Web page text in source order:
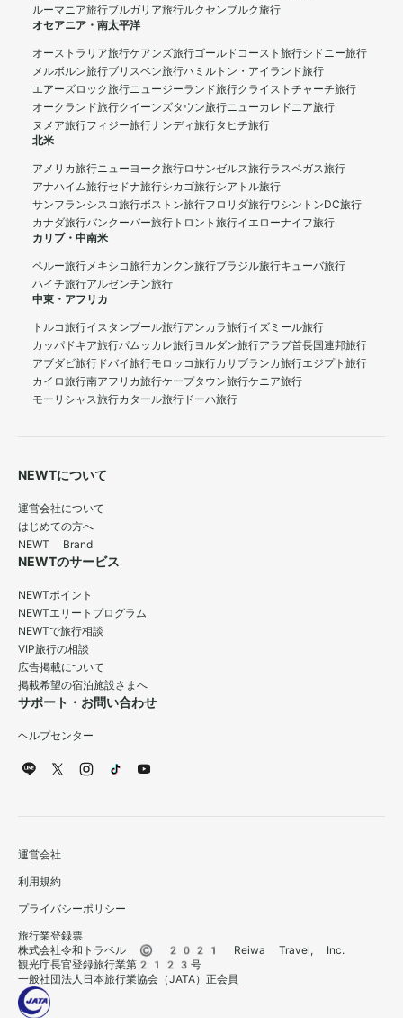
ルーマニア旅行ブルガリア旅行ルクセンブルク旅行
オセアニア・南太平洋
オーストラリア旅行ケアンズ旅行ゴールドコースト旅行シドニー旅行
メルボルン旅行ブリスベン旅行ハミルトン・アイランド旅行
エアーズロック旅行ニュージーランド旅行クライストチャーチ旅行
オークランド旅行クイーンズタウン旅行ニューカレドニア旅行
ヌメア旅行フィジー旅行ナンディ旅行タヒチ旅行
北米
アメリカ旅行ニューヨーク旅行ロサンゼルス旅行ラスベガス旅行
アナハイム旅行セドナ旅行シカゴ旅行シアトル旅行
サンフランシスコ旅行ボストン旅行フロリダ旅行ワシントンDC旅行
カナダ旅行バンクーバー旅行 トロント旅行イエローナイフ旅行
カリブ・中南米
ペルー旅行メキシコ旅行カンクン旅行ブラジル旅行キューバ旅行
ハイチ旅行アルゼンチン旅行
中東・アフリカ
トルコ旅行イスタンブール旅行アンカラ旅行イズミール旅行
カッパドキア旅行パムッカレ旅行ヨルダン旅行アラブ首長国連邦旅行
アブダビ旅行 ドバイ旅行モロッコ旅行カサブランカ旅行エジプト旅行
カイロ旅行南アフリカ旅行ケープタウン旅行ケニア旅行
モーリシャス旅行カタール旅行 ドーハ旅行
NEWTについて
運営会社について
はじめての方へ
NEWT Brand
NEWTのサービス
NEWTポイント
NEWTエリートプログラム
NEWTで旅行相談
VIP旅行の相談
広告掲載について
掲載希望の宿泊施設さまへ
サポート・お問い合わせ
ヘルプセンター
運営会社
利用規約
プライバシーポリシー
旅行業登録票
株式会社令和トラベル © 2021 Reiwa Travel, Inc.
観光庁長官登録旅行業第2123号
一般社団法人日本旅行業協会（JATA）正会員